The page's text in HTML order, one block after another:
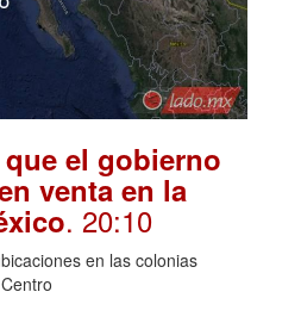
el gobierno
venta en la
. 20:10
en las colonias